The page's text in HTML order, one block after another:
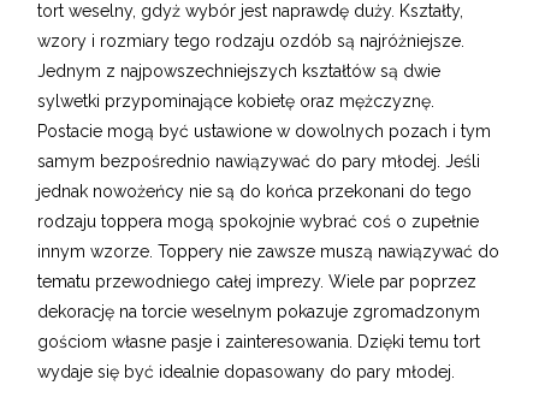
tort weselny, gdyż wybór jest naprawdę duży. Kształty,
wzory i rozmiary tego rodzaju ozdób są najróżniejsze.
Jednym z najpowszechniejszych kształtów są dwie
sylwetki przypominające kobietę oraz mężczyznę.
Postacie mogą być ustawione w dowolnych pozach i tym
samym bezpośrednio nawiązywać do pary młodej. Jeśli
jednak nowożeńcy nie są do końca przekonani do tego
rodzaju toppera mogą spokojnie wybrać coś o zupełnie
innym wzorze. Toppery nie zawsze muszą nawiązywać do
tematu przewodniego całej imprezy. Wiele par poprzez
dekorację na torcie weselnym pokazuje zgromadzonym
gościom własne pasje i zainteresowania. Dzięki temu tort
wydaje się być idealnie dopasowany do pary młodej.